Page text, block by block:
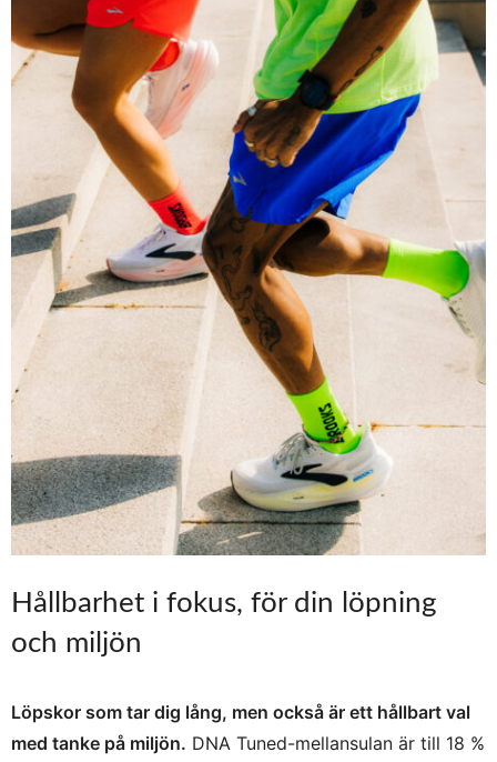
Hållbarhet i fokus, för din löpning
och miljön
Löpskor som tar dig lång, men också är ett hållbart val
med tanke på miljön. DNA Tuned-mellansulan är till 18 %